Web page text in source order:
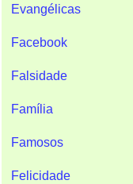
Evangélicas
Facebook
Falsidade
Família
Famosos
Felicidade